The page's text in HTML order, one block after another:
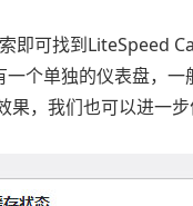
即可找到LiteSpeed
个单独的仪表盘，
，我们也可以进一步